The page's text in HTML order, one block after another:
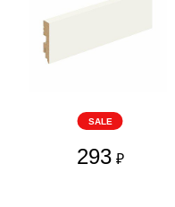
SALE
293 ₽